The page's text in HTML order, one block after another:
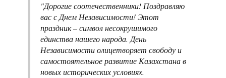
"Дорогие соотечественники! Поздравляю
вас с Днем Независимости! Этот
праздник – символ несокрушимого
единства нашего народа. День
Независимости олицетворяет свободу и
самостоятельное развитие Казахстана в
новых исторических условиях.